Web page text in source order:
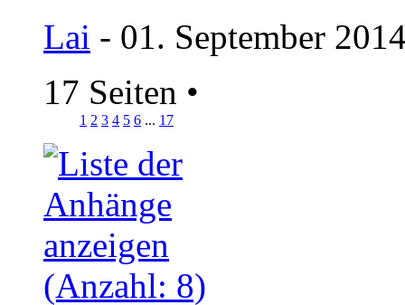
Lai - 01. September
17 Seiten •
1 2 3 4 5 6 ... 17